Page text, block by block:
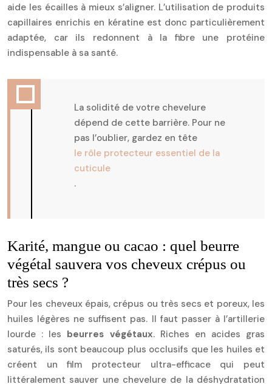
aide les écailles à mieux s’aligner. L’utilisation de produits
capillaires enrichis en kératine est donc particulièrement
adaptée, car ils redonnent à la fibre une protéine
indispensable à sa santé.
La solidité de votre chevelure
dépend de cette barrière. Pour ne
pas l’oublier, gardez en tête
le rôle protecteur essentiel de la
cuticule
.
Karité, mangue ou cacao : quel beurre
végétal sauvera vos cheveux crépus ou
très secs ?
Pour les cheveux épais, crépus ou très secs et poreux, les
huiles légères ne suffisent pas. Il faut passer à l’artillerie
lourde : les beurres végétaux. Riches en acides gras
saturés, ils sont beaucoup plus occlusifs que les huiles et
créent un film protecteur ultra-efficace qui peut
littéralement sauver une chevelure de la déshydratation